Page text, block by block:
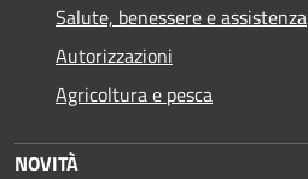
Salute, benessere e assistenza
Autorizzazioni
Agricoltura e pesca
NOVITÀ